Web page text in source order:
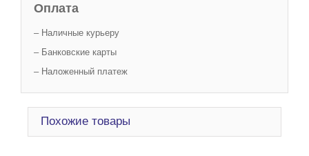
Оплата
– Наличные курьеру
– Банковские карты
– Наложенный платеж
Похожие товары